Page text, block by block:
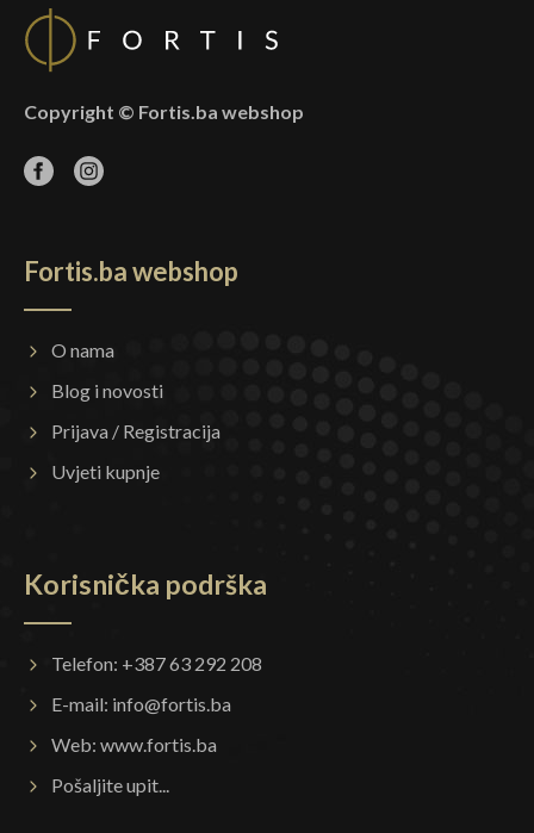
Copyright © Fortis.ba webshop
Fortis.ba webshop
O nama
Blog i novosti
Prijava / Registracija
Uvjeti kupnje
Korisnička podrška
Telefon: +387 63 292 208
E-mail: info@fortis.ba
Web: www.fortis.ba
Pošaljite upit...